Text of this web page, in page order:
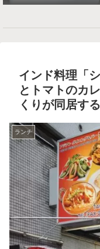
インド料理「
とトマトのカ
くりが同居す
ランチ